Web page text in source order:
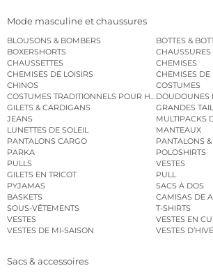
Mode masculine et chaussures
BLOUSONS & BOMBERS
BOTTES &
BOXERSHORTS
CHAUSSURES
CHAUSSETTES
CHEMISES
CHEMISES DE LOISIRS
CHEMISES DE
CHINOS
COSTUMES
COSTUMES TRADITIONNELS POUR HOMMEDOUDOUNES
GILETS & CARDIGANS
GRANDES
JEANS
MULTIPACKS
LUNETTES DE SOLEIL
MANTEAUX
PANTALONS CARGO
PANTALONS
PARKA
POLOSHIRTS
PULLS
VESTES
GILETS EN TRICOT
PULL
PYJAMAS
SACS À DOS
BASKETS
CAMISAS DE
SOUS-VÊTEMENTS
T-SHIRTS
VESTES
VESTES EN
VESTES DE MI-SAISON
VESTES
Sacs & accessoires